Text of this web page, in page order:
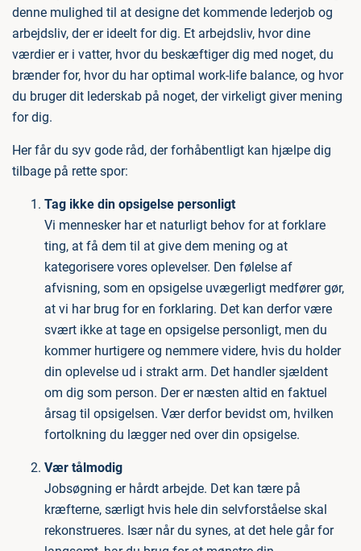
denne mulighed til at designe det kommende lederjob og
arbejdsliv, der er ideelt for dig. Et arbejdsliv, hvor dine
værdier er i vatter, hvor du beskæftiger dig med noget, du
brænder for, hvor du har optimal work-life balance, og hvor
du bruger dit lederskab på noget, der virkeligt giver mening
for dig.
Her får du syv gode råd, der forhåbentligt kan hjælpe dig
tilbage på rette spor:
Tag ikke din opsigelse personligt
Vi mennesker har et naturligt behov for at forklare
ting, at få dem til at give dem mening og at
kategorisere vores oplevelser. Den følelse af
afvisning, som en opsigelse uvægerligt medfører gør,
at vi har brug for en forklaring. Det kan derfor være
svært ikke at tage en opsigelse personligt, men du
kommer hurtigere og nemmere videre, hvis du holder
din oplevelse ud i strakt arm. Det handler sjældent
om dig som person. Der er næsten altid en faktuel
årsag til opsigelsen. Vær derfor bevidst om, hvilken
fortolkning du lægger ned over din opsigelse.
Vær tålmodig
Jobsøgning er hårdt arbejde. Det kan tære på
kræfterne, særligt hvis hele din selvforståelse skal
rekonstrueres. Især når du synes, at det hele går for